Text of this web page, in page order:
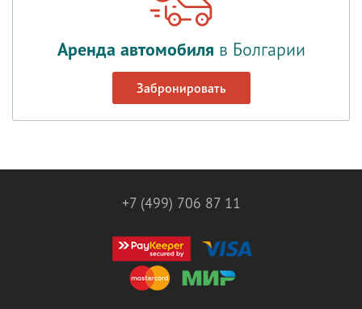
Аренда автомобиля в Болгарии
Забронировать
+7 (499) 706 87 11